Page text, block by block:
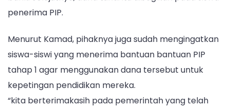
penerima PIP.
Menurut Kamad, pihaknya juga sudah mengingatkan
siswa-siswi yang menerima bantuan bantuan PIP
tahap 1 agar menggunakan dana tersebut untuk
kepetingan pendidikan mereka.
“kita berterimakasih pada pemerintah yang telah